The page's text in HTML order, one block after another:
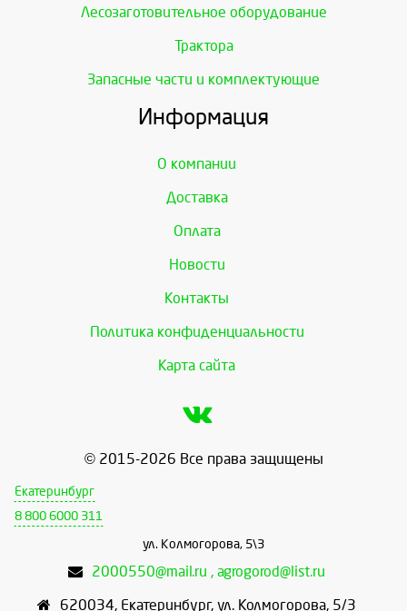
Лесозаготовительное оборудование
Трактора
Запасные части и комплектующие
Информация
О компании
Доставка
Оплата
Новости
Контакты
Политика конфиденциальности
Карта сайта
© 2015-2026 Все права защищены
Екатеринбург
8 800 6000 311
ул. Колмогорова, 5\3
2000550@mail.ru , agrogorod@list.ru
620034, Екатеринбург, ул. Колмогорова, 5/3